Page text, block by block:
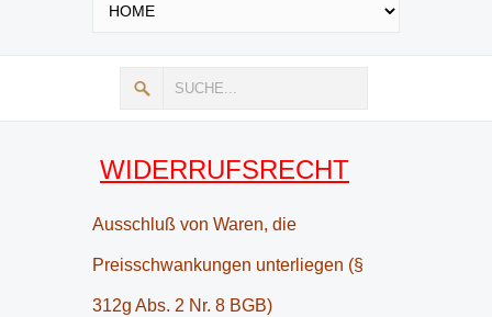
WIDERRUFSRECHT
Ausschluß von Waren, die
Preisschwankungen unterliegen (§
312g Abs. 2 Nr. 8 BGB)